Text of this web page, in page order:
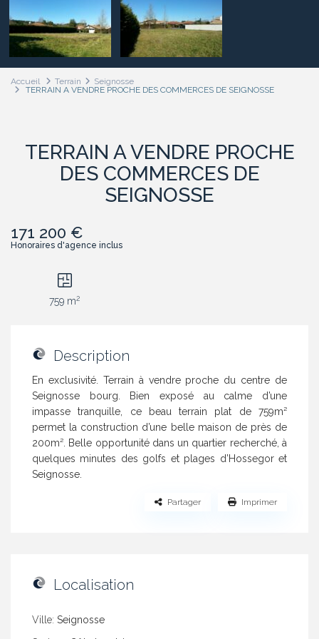
Accueil Terrain
Seignosse
TERRAIN A VENDRE PROCHE DES COMMERCES DE SEIGNOSSE
TERRAIN A VENDRE PROCHE
DES COMMERCES DE
SEIGNOSSE
171 200 €
Honoraires d'agence inclus
759 m2
Description
En exclusivité. Terrain à vendre proche du centre de
Seignosse bourg. Bien exposé au calme d’une
impasse tranquille, ce beau terrain plat de 759m²
permet la construction d’une belle maison de près de
200m². Belle opportunité dans un quartier recherché, à
quelques minutes des golfs et plages d’Hossegor et
Seignosse.
Partager Imprimer
Localisation
Ville: Seignosse